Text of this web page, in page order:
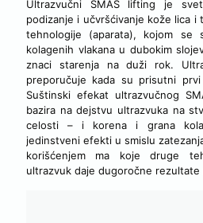
Ultrazvučni SMAS lifting je
podizanje i učvršćivanje kože lica i
tehnologije (aparata), kojom se
kolagenih vlakana u dubokim
znaci starenja na duži rok.
preporučuje kada su prisutni
Suštinski efekat ultrazvučnog
bazira na dejstvu ultrazvuka na
celosti – i korena i grana
jedinstveni efekti u smislu
korišćenjem ma koje druge
ultrazvuk daje dugoročne